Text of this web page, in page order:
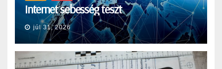
Internet sebesség teszt
júl 31, 2026